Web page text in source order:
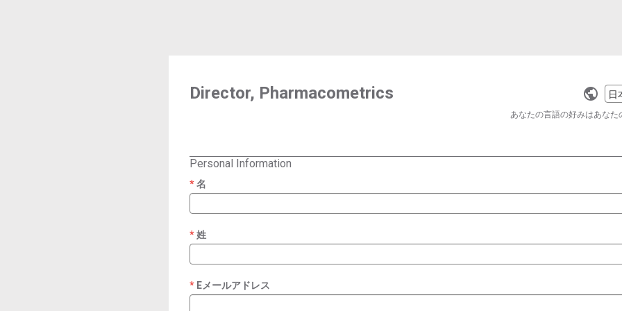
a
あなたの言語の好みはあな
Director, Pharmacometrics
Personal Information
名
required
姓
required
Eメールアドレス
required